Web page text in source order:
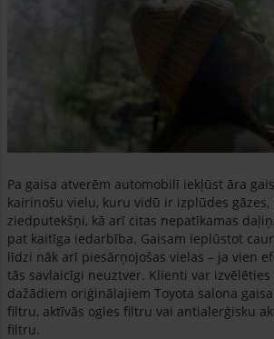
Pa gaisa atverēm automobilī iekļūst āra
kairinošu vielu, kuru vidū ir izplūdes gāzes,
ziedputekšņi, kā arī citas nepatīkamas
pat kaitīga iedarbība. Gaisam ieplūstot
līdzi nāk arī piesārņojošas vielas – ja vien
tās savlaicīgi neuztver. Klienti var
dažādiem oriģinālajiem Toyota salona
filtru, aktīvās ogles filtru vai antialerģisku
filtru.